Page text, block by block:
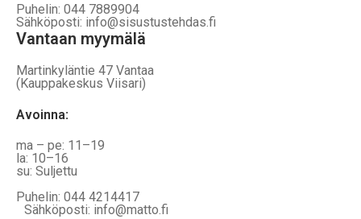
Puhelin: 044 7889904
Sähköposti: info@sisustustehdas.fi
Vantaan myymälä
Martinkyläntie 47 Vantaa
(Kauppakeskus Viisari)
Avoinna:
ma – pe: 11–19
la: 10–16
su: Suljettu
Puhelin: 044 4214417
Sähköposti: info@matto.fi